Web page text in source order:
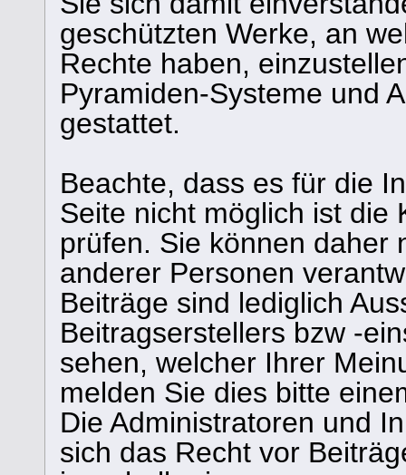
geschützten Werke, an
Rechte haben,
Pyramiden-Systeme und
gestattet.
Beachte, dass es für die
Seite nicht möglich ist die
prüfen. Sie können daher
anderer Personen
Beiträge sind lediglich
Beitragserstellers bzw -
sehen, welcher Ihrer
melden Sie dies bitte
Die Administratoren und
sich das Recht vor